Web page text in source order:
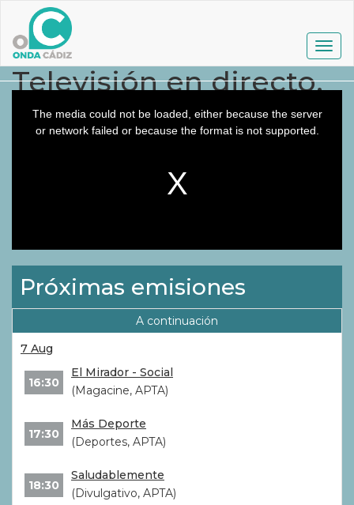
contenido
principal
Televisión en directo.
The media could not be loaded, either because the server
or network failed or because the format is not supported.
Próximas emisiones
A continuación
7 Aug
16:30
El Mirador - Social
(Magacine, APTA)
17:30
Más Deporte
(Deportes, APTA)
18:30
Saludablemente
(Divulgativo, APTA)